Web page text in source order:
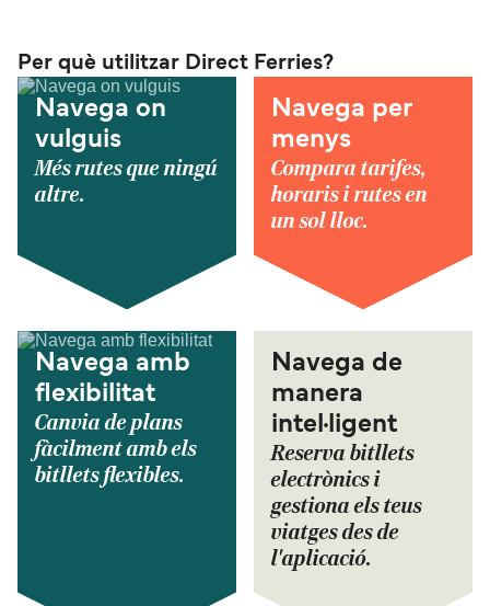
Per què utilitzar Direct Ferries?
Navega on
vulguis
Més rutes que ningú
altre.
Navega per
menys
Compara tarifes,
horaris i rutes en
un sol lloc.
Navega amb
flexibilitat
Canvia de plans
fàcilment amb els
bitllets flexibles.
Navega de
manera
intel·ligent
Reserva bitllets
electrònics i
gestiona els teus
viatges des de
l'aplicació.